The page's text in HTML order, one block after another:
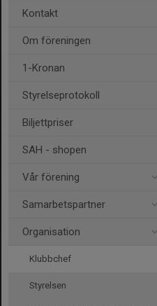
Kontakt
Om föreningen
1-Kronan
Styrelseprotokoll
Biljettpriser
SAH - shopen
Vår förening
Samarbetspartner
Organisation
Klubbchef
Styrelsen